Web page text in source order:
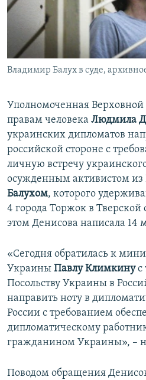
ПОБЕДИТЕЛЕЙ НЕ СУДЯТ?
КРЫМ.НЕПОКОРЕННЫЙ
ELIFBE
УКРАИНСКАЯ ПРОБЛЕМА КРЫМА
ПРИСОЕДИНЯЙТЕСЬ!
Владимир Балух в суде,
Уполномоченная
правам человека Людмила
украинских дипломатов
российской стороне с
личную встречу
осужденным активистом
Балухом, которого
4 города Торжок в Тверской
этом Денисова написала 14
«Сегодня обратилась к
Украины Павлу Климкинус
Посольству Украины в
направить ноту в
России с требованием
дипломатическому
гражданином Украины», –
Поводом обращения